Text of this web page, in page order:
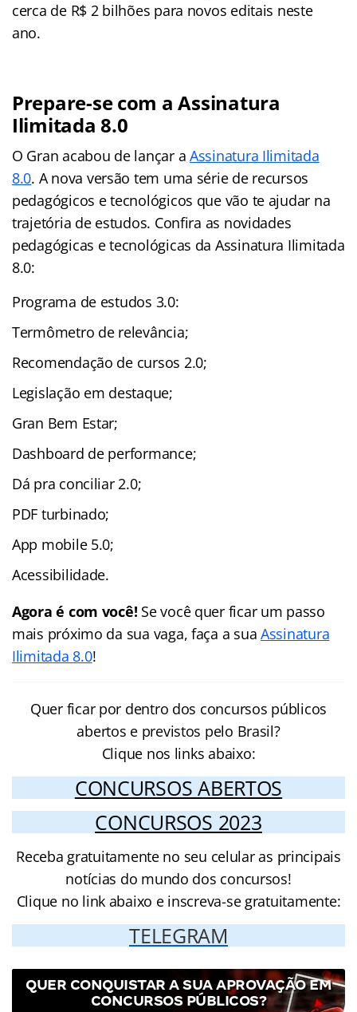
cerca de R$ 2 bilhões para novos editais neste
ano.
Prepare-se com a Assinatura
Ilimitada 8.0
O Gran acabou de lançar a Assinatura Ilimitada
8.0. A nova versão tem uma série de recursos
pedagógicos e tecnológicos que vão te ajudar na
trajetória de estudos. Confira as novidades
pedagógicas e tecnológicas da Assinatura Ilimitada
8.0:
Programa de estudos 3.0:
Termômetro de relevância;
Recomendação de cursos 2.0;
Legislação em destaque;
Gran Bem Estar;
Dashboard de performance;
Dá pra conciliar 2.0;
PDF turbinado;
App mobile 5.0;
Acessibilidade.
Agora é com você! Se você quer ficar um passo
mais próximo da sua vaga, faça a suaAssinatura
Ilimitada 8.0!
Quer ficar por dentro dos concursos públicos
abertos e previstos pelo Brasil?
Clique nos links abaixo:
CONCURSOS ABERTOS
CONCURSOS 2023
Receba gratuitamente no seu celular as principais
notícias do mundo dos concursos!
Clique no link abaixo e inscreva-se gratuitamente:
TELEGRAM
QUER CONQUISTAR A SUA APROVAÇÃO EM
CONCURSOS PÚBLICOS?